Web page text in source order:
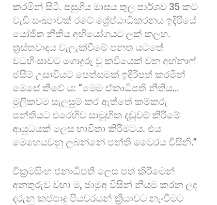
කරමින් සිටී. පසුගිය මාසය තුල පාර්ශව 35 කට
වැඩි සංඛ්‍යාවක් රටේ ශ්‍රේෂ්ඨාධිකරනය ඉදිරියේ
යෝජිත නීතිය අභියෝගයට ලක් කලහ.
ත්‍රස්තවාදය වැලැක්වීමේ පනත යටතේ
වධහිංසාවට ගොදුරු වූ කවියෙක් වන අහ්නාෆ්
ජසීම් උසාවියට පෙත්සමක් ඉදිරිපත් කරමින්
මෙසේ කීවේ ය: “මෙම ඒකාධිපති නීතිය…
මූලිකවම සැලසුම් කර ඇත්තේ කම්කරු
පන්තියට එරෙහිව සාමූහික දඬුවම් කිරීමේ
ආයුධයක් ලෙස භාවිතා කිරීමටය. එය
මෙහෙයවනු ලබන්නේ පන්ති වෛරය විසිනි.”
වික්‍රමසිංහ ජනාධිපති ලෙස පත් කිරීමෙන්
අනතුරුව වහා ම, ජාමූඅ විසින් නියම කරන ලද
දරුනු කප්පාදු පියවරයන් ක්‍රියාවට නැංවීමට